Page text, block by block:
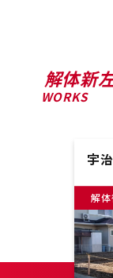
解体新
WORKS
宇
解